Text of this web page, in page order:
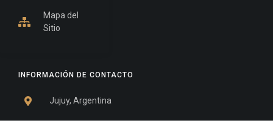
INFORMACIÓN DE CONTACTO
Jujuy, Argentina
Mapa del
Sitio